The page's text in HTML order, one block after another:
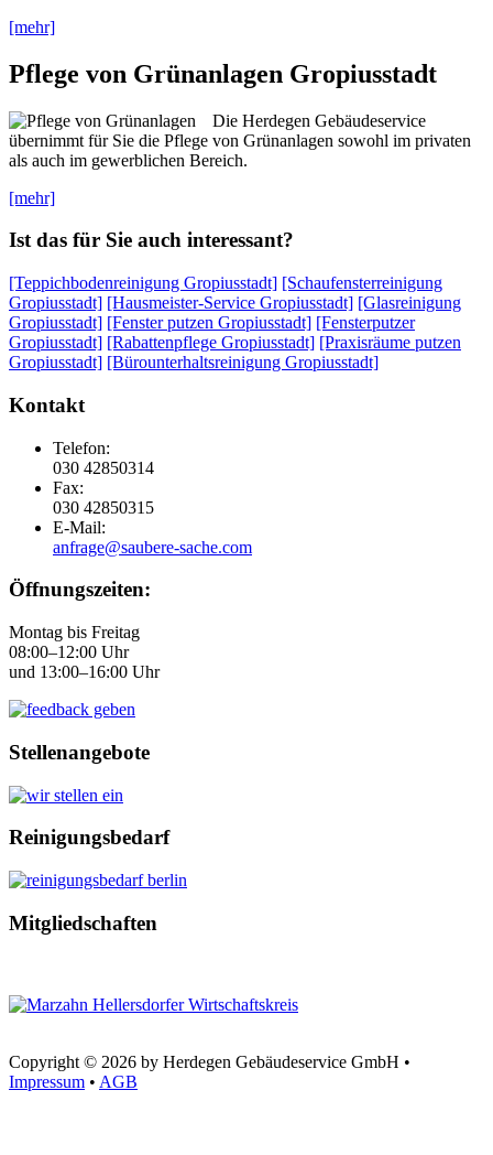
[mehr]
Pflege von Grünanlagen Gropiusstadt
Die Herdegen Gebäudeservice
übernimmt für Sie die Pflege von Grünanlagen sowohl im privaten
als auch im gewerblichen Bereich.
[mehr]
Ist das für Sie auch interessant?
[Teppichbodenreinigung Gropiusstadt] [Schaufensterreinigung
Gropiusstadt] [Hausmeister-Service Gropiusstadt] [Glasreinigung
Gropiusstadt] [Fenster putzen Gropiusstadt] [Fensterputzer
Gropiusstadt] [Rabattenpflege Gropiusstadt] [Praxisräume putzen
Gropiusstadt] [Bürounterhaltsreinigung Gropiusstadt]
Kontakt
Telefon:
030 42850314
Fax:
030 42850315
E-Mail:
anfrage@saubere-sache.com
Öffnungszeiten:
Montag bis Freitag
08:00–12:00 Uhr
und 13:00–16:00 Uhr
Stellenangebote
Reinigungsbedarf
Mitgliedschaften
Copyright © 2026 by Herdegen Gebäudeservice GmbH •
Impressum • AGB